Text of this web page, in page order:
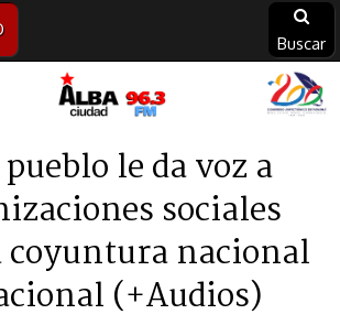
Buscar
le da voz a
sociales
coyuntura nacional
(+Audios)